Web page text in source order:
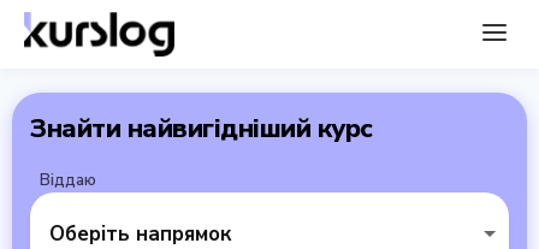
Знайти найвигідніший курс
Віддаю
Оберіть напрямок